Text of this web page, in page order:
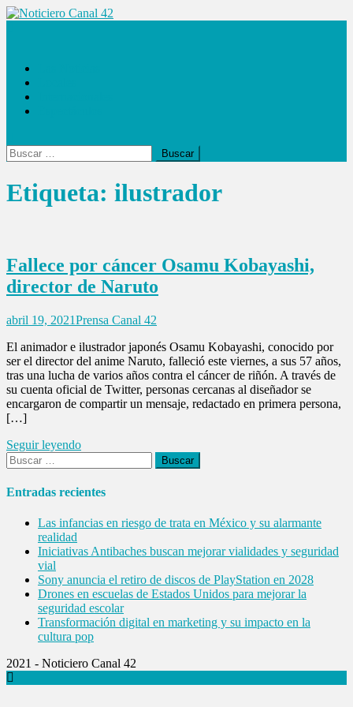
Saltar
Buscar:
Etiqueta: ilustrador
Fallece por cáncer Osamu Kobayashi,
director de Naruto
abril 19, 2021Prensa Canal 42
El animador e ilustrador japonés Osamu Kobayashi, conocido por
ser el director del anime Naruto, falleció este viernes, a sus 57 años,
tras una lucha de varios años contra el cáncer de riñón. A través de
su cuenta oficial de Twitter, personas cercanas al diseñador se
encargaron de compartir un mensaje, redactado en primera persona,
[…]
Seguir leyendo
Buscar:
Entradas recientes
Las infancias en riesgo de trata en México y su alarmante
realidad
Iniciativas Antibaches buscan mejorar vialidades y seguridad
vial
Sony anuncia el retiro de discos de PlayStation en 2028
Drones en escuelas de Estados Unidos para mejorar la
seguridad escolar
Transformación digital en marketing y su impacto en la
cultura pop
2021 - Noticiero Canal 42